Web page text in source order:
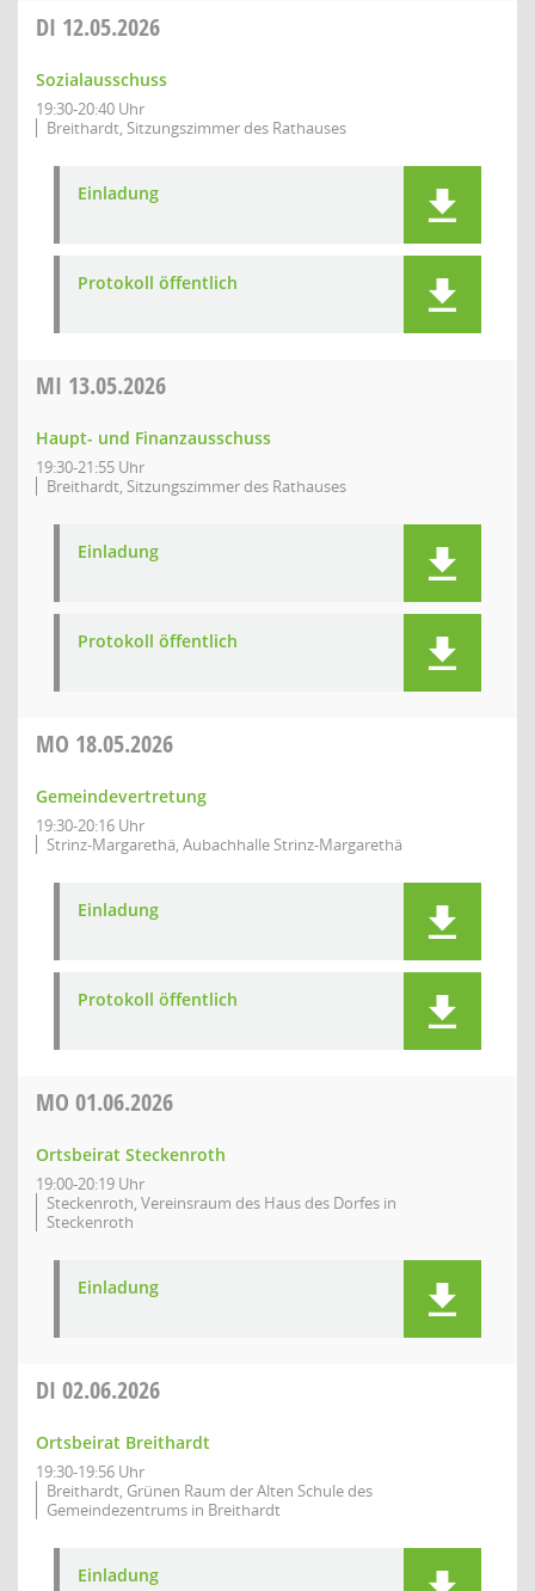
DI 12.05.2026
Sozialausschuss
19:30-20:40 Uhr
Breithardt, Sitzungszimmer des Rathauses
Einladung
Protokoll öffentlich
MI 13.05.2026
Haupt- und Finanzausschuss
19:30-21:55 Uhr
Breithardt, Sitzungszimmer des Rathauses
Einladung
Protokoll öffentlich
MO 18.05.2026
Gemeindevertretung
19:30-20:16 Uhr
Strinz-Margarethä, Aubachhalle Strinz-Margarethä
Einladung
Protokoll öffentlich
MO 01.06.2026
Ortsbeirat Steckenroth
19:00-20:19 Uhr
Steckenroth, Vereinsraum des Haus des Dorfes in
Steckenroth
Einladung
DI 02.06.2026
Ortsbeirat Breithardt
19:30-19:56 Uhr
Breithardt, Grünen Raum der Alten Schule des
Gemeindezentrums in Breithardt
Einladung